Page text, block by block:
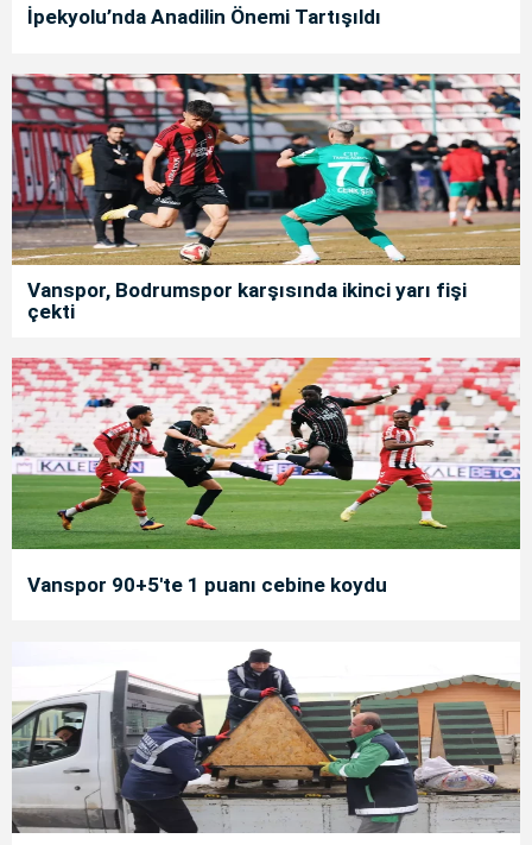
İpekyolu’nda Anadilin Önemi Tartışıldı
Vanspor, Bodrumspor karşısında ikinci yarı fişi
çekti
Vanspor 90+5'te 1 puanı cebine koydu